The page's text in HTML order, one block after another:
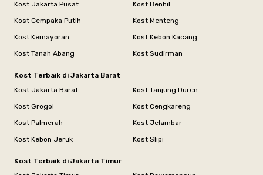
Kost Jakarta Pusat
Kost Benhil
Kost Cempaka Putih
Kost Menteng
Kost Kemayoran
Kost Kebon Kacang
Kost Tanah Abang
Kost Sudirman
Kost Terbaik di Jakarta Barat
Kost Jakarta Barat
Kost Tanjung Duren
Kost Grogol
Kost Cengkareng
Kost Palmerah
Kost Jelambar
Kost Kebon Jeruk
Kost Slipi
Kost Terbaik di Jakarta Timur